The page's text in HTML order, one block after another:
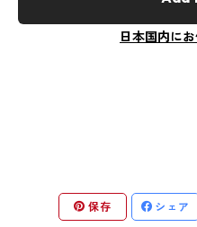
日本国内に
保存 シェア